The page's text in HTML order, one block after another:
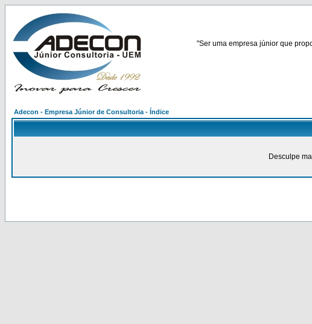
"Ser uma empresa júnior que
Adecon - Empresa Júnior de Consultoria - Índice
Desculpe